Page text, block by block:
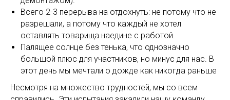
Всего 2-3 перерыва на отдохнуть: не потому что не
разрешали, а потому что каждый не хотел
оставлять товарища наедине с работой.
Палящее солнце без тенька, что однозначно
большой плюс для участников, но минус для нас. В
этот день мы мечтали о дожде как никогда раньше
Несмотря на множество трудностей, мы со всем